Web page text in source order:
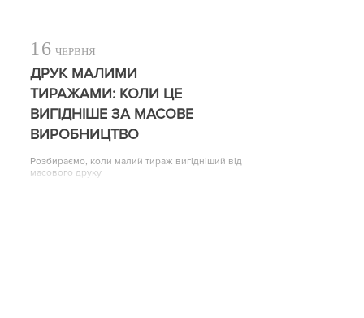
16 ЧЕРВНЯ
ДРУК МАЛИМИ
ТИРАЖАМИ: КОЛИ ЦЕ
ВИГІДНІШЕ ЗА МАСОВЕ
ВИРОБНИЦТВО
Розбираємо, коли малий тираж вигідніший від
масового друку